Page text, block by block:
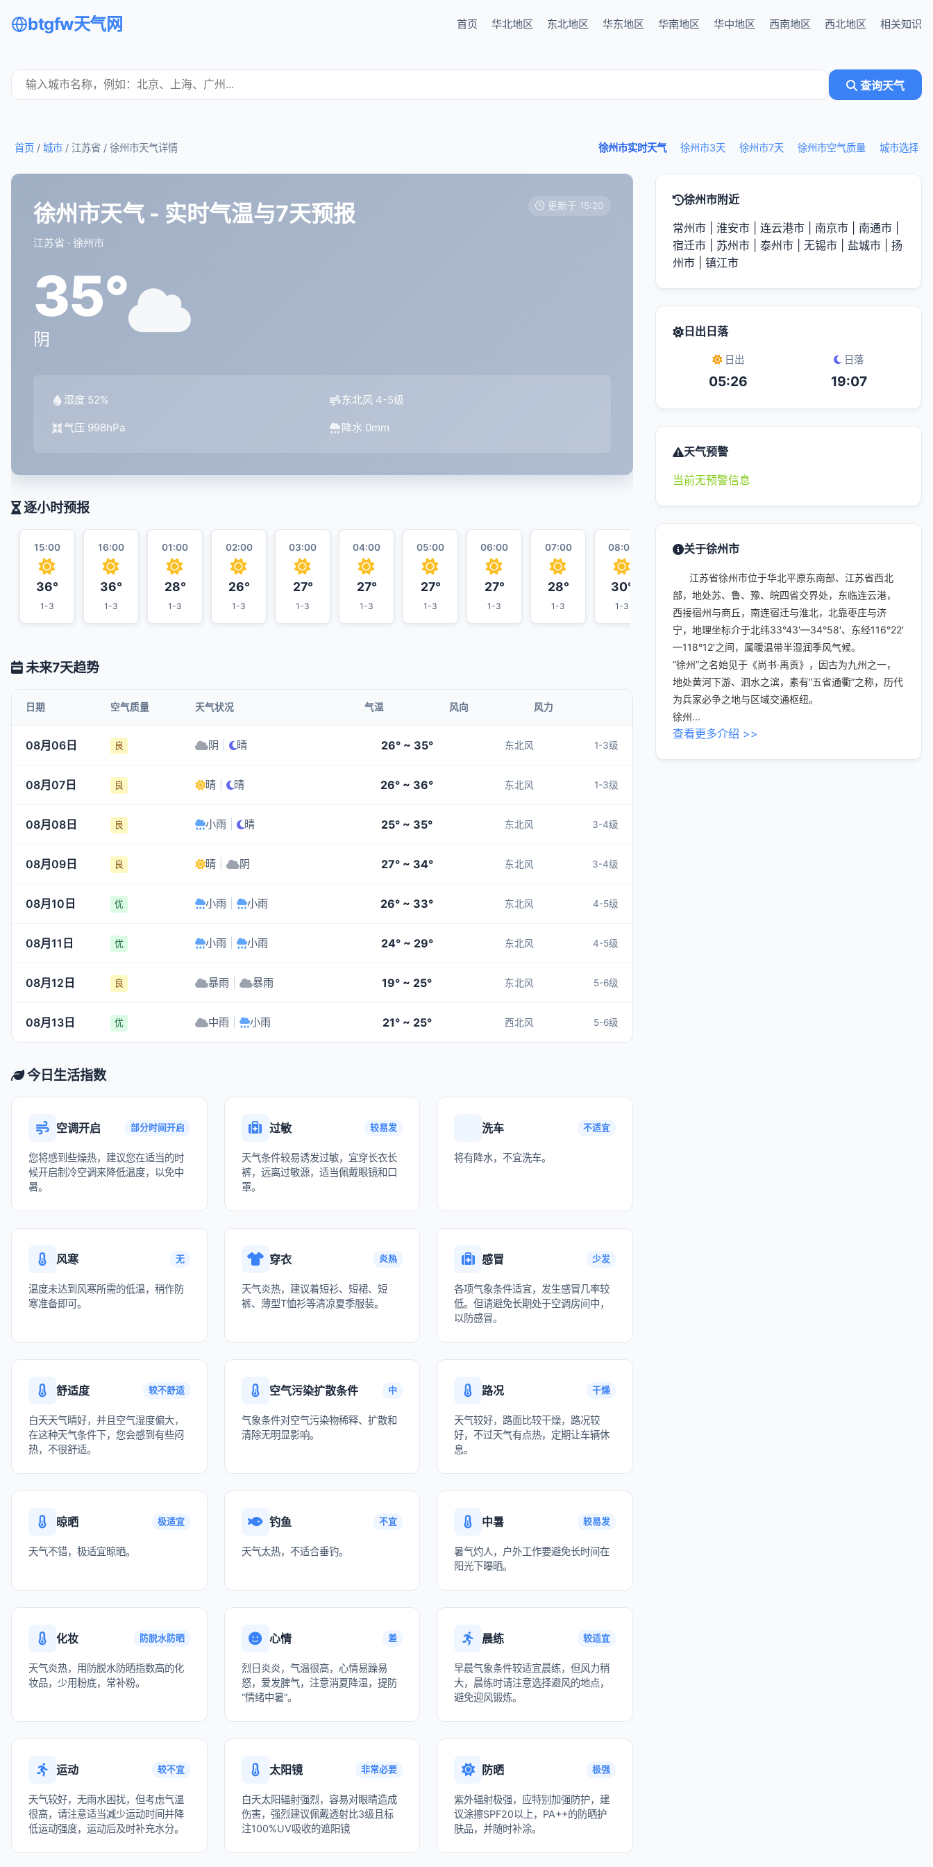
btgfw天气网 首页 华北地区 东北地区 华东地区 华南地区 华中地区 西南地区 西北地区 相关知识
查询天气
徐州市实时天气 徐州市3天 徐州市7天 徐州市空气质量 城市选择
首页 / 城市 / 江苏省 / 徐州市天气详情
徐州市天气 - 实时气温与7天预报
江苏省 · 徐州市
更新于 15:20
35°
阴
湿度 52% 东北风 4-5级
气压 998hPa 降水 0mm
逐小时预报
15:00
36°
1-3
16:00
36°
1-3
01:00
28°
1-3
02:00
26°
1-3
03:00
27°
1-3
04:00
27°
1-3
05:00
27°
1-3
06:00
27°
1-3
07:00
28°
1-3
08:00
30°
1-3
09:00
33°
1-3
10:00
34°
3-4
36°
1-3
34°
3-4
未来7天趋势
日期 空气质量 天气状况 气温 风向 风力
08月06日 良 阴 晴 26° ~ 35° 东北风 1-3级
08月07日 良 晴 晴 26° ~ 36° 东北风 1-3级
08月08日 良 小雨 晴 25° ~ 35° 东北风 3-4级
08月09日 良 晴 阴 27° ~ 34° 东北风 3-4级
08月10日 优 小雨 小雨 26° ~ 33° 东北风 4-5级
08月11日 优 小雨 小雨 24° ~ 29° 东北风 4-5级
08月12日 良 暴雨 暴雨 19° ~ 25° 东北风 5-6级
08月13日 优 中雨 小雨 21° ~ 25° 西北风 5-6级
今日生活指数
空调开启 部分时间开启
您将感到些燥热，建议您在适当的时
候开启制冷空调来降低温度，以免中
暑。
过敏 较易发
天气条件较易诱发过敏，宜穿长衣长
裤，远离过敏源，适当佩戴眼镜和口
罩。
洗车 不适宜
将有降水，不宜洗车。
风寒 无
温度未达到风寒所需的低温，稍作防
寒准备即可。
穿衣 炎热
天气炎热，建议着短衫、短裙、短
裤、薄型T恤衫等清凉夏季服装。
感冒 少发
各项气象条件适宜，发生感冒几率较
低。但请避免长期处于空调房间中，
以防感冒。
舒适度 较不舒适
白天天气晴好，并且空气湿度偏大，
在这种天气条件下，您会感到有些闷
热，不很舒适。
空气污染扩散条件 中
气象条件对空气污染物稀释、扩散和
清除无明显影响。
路况 干燥
天气较好，路面比较干燥，路况较
好，不过天气有点热，定期让车辆休
息。
晾晒 极适宜
天气不错，极适宜晾晒。
钓鱼 不宜
天气太热，不适合垂钓。
中暑 较易发
暑气灼人，户外工作要避免长时间在
阳光下曝晒。
化妆 防脱水防晒
天气炎热，用防脱水防晒指数高的化
妆品，少用粉底，常补粉。
心情 差
烈日炎炎，气温很高，心情易躁易
怒，爱发脾气，注意消夏降温，提防
“情绪中暑”。
晨练 较适宜
早晨气象条件较适宜晨练，但风力稍
大，晨练时请注意选择避风的地点，
避免迎风锻炼。
运动 较不宜
天气较好，无雨水困扰，但考虑气温
很高，请注意适当减少运动时间并降
低运动强度，运动后及时补充水分。
太阳镜 非常必要
白天太阳辐射强烈，容易对眼睛造成
伤害，强烈建议佩戴透射比3级且标
注100%UV吸收的遮阳镜
防晒 极强
紫外辐射极强，应特别加强防护，建
议涂擦SPF20以上，PA++的防晒护
肤品，并随时补涂。
徐州市附近
常州市 淮安市 连云港市 南京市 南通市
宿迁市
苏州市 泰州市 无锡市 盐城市
扬
州市
镇江市
日出日落
日出
05:26
日落
19:07
天气预警
当前无预警信息
关于徐州市
江苏省徐州市位于华北平原东南部、江苏省西北
部，地处苏、鲁、豫、皖四省交界处，东临连云港，
西接宿州与商丘，南连宿迁与淮北，北靠枣庄与济
宁，地理坐标介于北纬33°43′—34°58′、东经116°22′
—118°12′之间，属暖温带半湿润季风气候。
“徐州”之名始见于《尚书·禹贡》，因古为九州之一，
地处黄河下游、泗水之滨，素有“五省通衢”之称，历代
为兵家必争之地与区域交通枢纽。
徐州...
查看更多介绍 >>